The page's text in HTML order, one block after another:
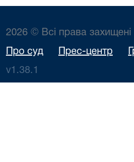
2026 © Всі права захищені
Про суд Прес-центр
v1.38.1